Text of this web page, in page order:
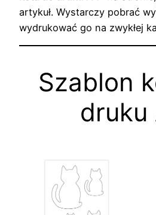
artykuł. Wystarczy pobrać
wydrukować go na zwykłej
Szablon
druku